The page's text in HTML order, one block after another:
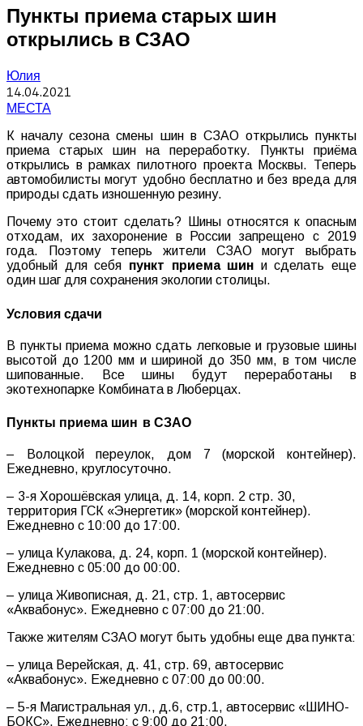
Пункты приема старых шин
открылись в СЗАО
Юлия
14.04.2021
МЕСТА
К началу сезона смены шин в СЗАО открылись пункты
приема старых шин на переработку. Пункты приёма
открылись в рамках пилотного проекта Москвы. Теперь
автомобилисты могут удобно бесплатно и без вреда для
природы сдать изношенную резину.
Почему это стоит сделать? Шины относятся к опасным
отходам, их захоронение в России запрещено с 2019
года. Поэтому теперь жители СЗАО могут выбрать
удобный для себя пункт приема шин и сделать еще
один шаг для сохранения экологии столицы.
Условия сдачи
В пункты приема можно сдать легковые и грузовые шины
высотой до 1200 мм и шириной до 350 мм, в том числе
шипованные. Все шины будут переработаны в
экотехнопарке Комбината в Люберцах.
Пункты приема шин в СЗАО
– Волоцкой переулок, дом 7 (морской контейнер).
Ежедневно, круглосуточно.
– 3-я Хорошёвская улица, д. 14, корп. 2 стр. 30,
территория ГСК «Энергетик» (морской контейнер).
Ежедневно с 10:00 до 17:00.
– улица Кулакова, д. 24, корп. 1 (морской контейнер).
Ежедневно с 05:00 до 00:00.
– улица Живописная, д. 21, стр. 1, автосервис
«Аквабонус». Ежедневно с 07:00 до 21:00.
Также жителям СЗАО могут быть удобны еще два пункта:
– улица Верейская, д. 41, стр. 69, автосервис
«Аквабонус». Ежедневно с 07:00 до 00:00.
– 5-я Магистральная ул., д.6, стр.1, автосервис «ШИНО-
БОКС». Ежедневно: с 9:00 до 21:00.